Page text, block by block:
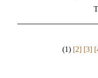
(1) [2] [3]